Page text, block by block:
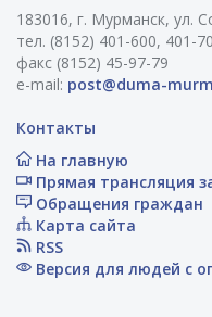
183016, г. Мурманск, ул.
тел. (8152) 401-600, 401-
факс (8152) 45-97-79
e-mail: post@duma-
Контакты
На главную
Прямая трансляция
Обращения граждан
Карта сайта
RSS
Версия для людей с